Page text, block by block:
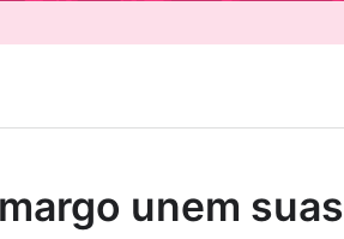
unem suas